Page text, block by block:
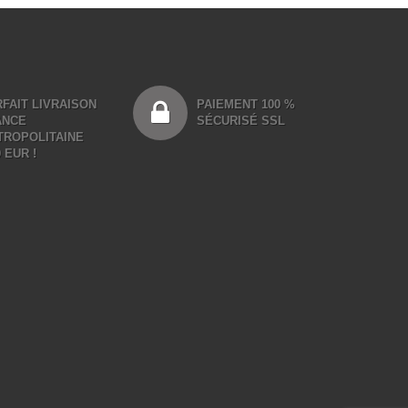
LIVRAISON
EUR !
PAIEMENT 100 %
SÉCURISÉ SSL